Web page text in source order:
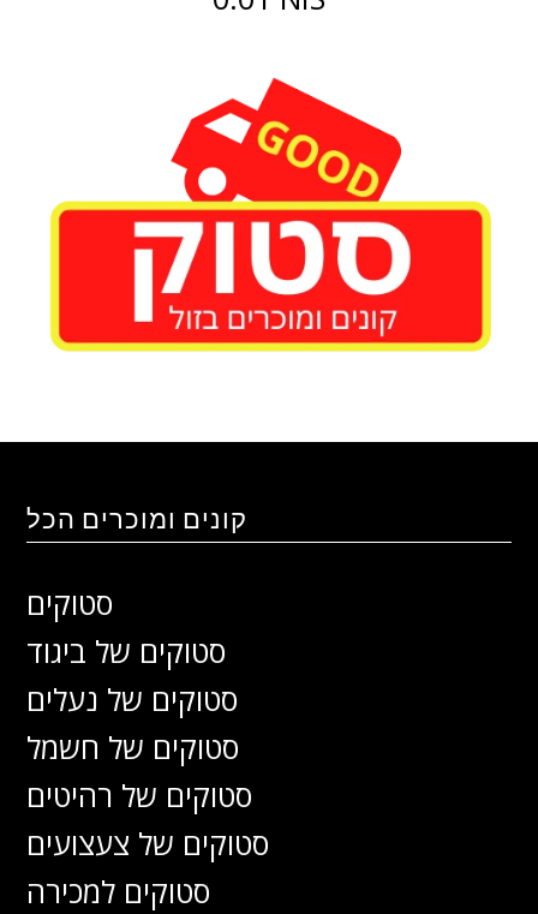
קונים ומוכרים הכל
סטוקים
סטוקים של ביגוד
סטוקים של נעלים
סטוקים של חשמל
סטוקים של רהיטים
סטוקים של צעצועים
סטוקים למכירה